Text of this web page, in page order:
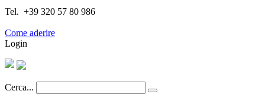
Tel. +39 320 57 80 986
Come aderire
Login
Cerca...